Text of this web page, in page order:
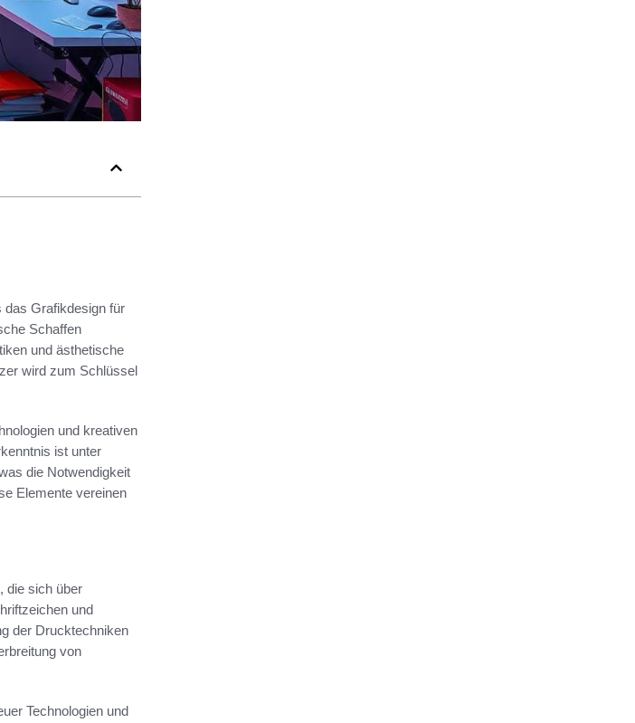
das Grafikdesign für
Schaffen
und ästhetische
wird zum Schlüssel
und kreativen
ist unter
die Notwendigkeit
Elemente vereinen
, die sich über
und
der Drucktechniken
von
Technologien und